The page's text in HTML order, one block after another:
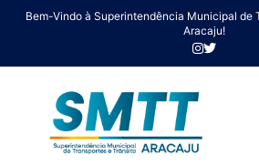
Bem-Vindo à Superintendência Municipal de
Aracaju!